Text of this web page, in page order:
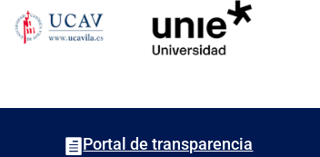
Portal de transparencia